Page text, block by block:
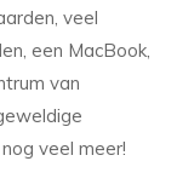
veel
een MacBook,
van
veel meer!